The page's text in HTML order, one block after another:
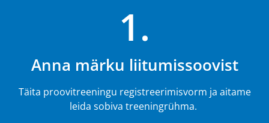
1.
Anna märku liitumissoovist
Täita proovitreeningu registreerimisvorm ja aitame
leida sobiva treeningrühma.